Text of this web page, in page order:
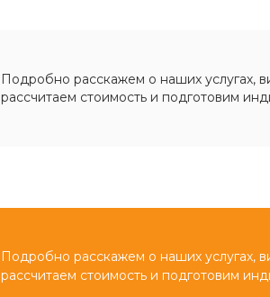
Подробно расскажем о наших услугах,
рассчитаем стоимость и подготовим
Подробно расскажем о наших услугах,
рассчитаем стоимость и подготовим